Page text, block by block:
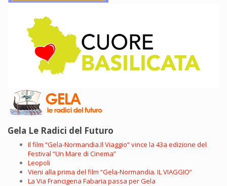
Gela Le Radici del Futuro
Il film “Gela-Normandia.Il Viaggio” vince la 43a edizione del
Festival “Un Mare di Cinema”
Leopoli
Vieni alla prima del film “Gela-Normandia. IL VIAGGIO”
La Via Francigena Fabaria passa per Gela